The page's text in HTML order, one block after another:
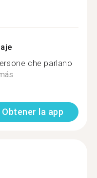
che parlano
Obtener la app